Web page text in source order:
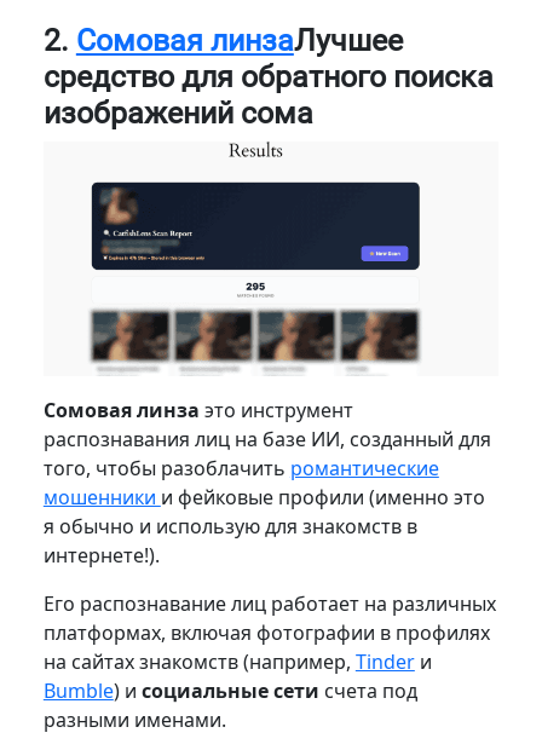
2. Сомовая линзаЛучшее
средство для обратного поиска
изображений сома
Сомовая линза это инструмент
распознавания лиц на базе ИИ, созданный для
того, чтобы разоблачить романтические
мошенники и фейковые профили (именно это
я обычно и использую для знакомств в
интернете!).
Его распознавание лиц работает на различных
платформах, включая фотографии в профилях
на сайтах знакомств (например, Tinderи
Bumble) и социальные сети счета под
разными именами.